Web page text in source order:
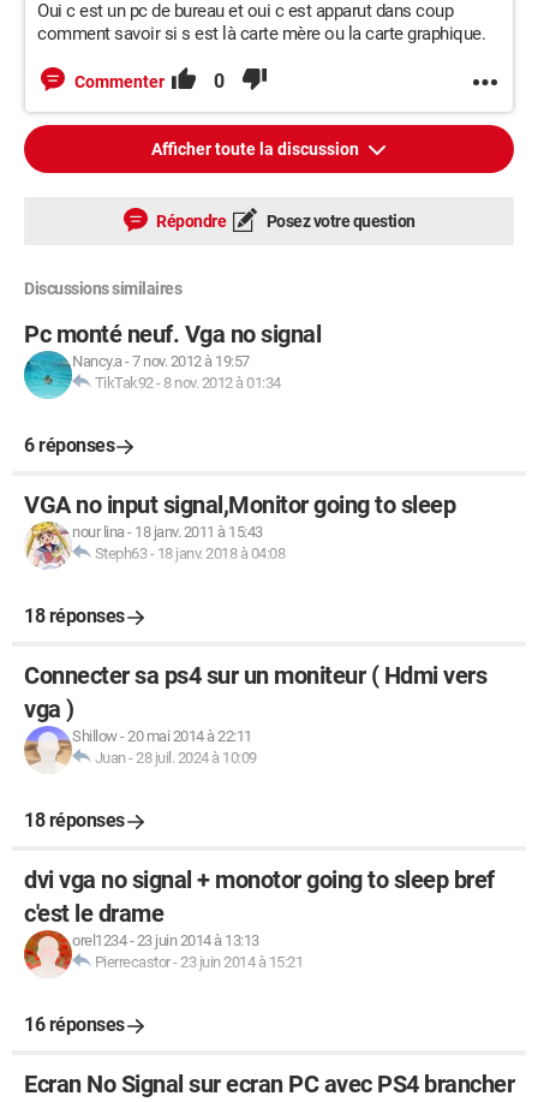
Oui c est un pc de bureau et oui c est apparut dans coup
comment savoir si s est là carte mère ou la carte graphique.
Commenter 0
Afficher toute la discussion
Répondre Posez votre question
Discussions similaires
Pc monté neuf. Vga no signal
Nancy.a-7 nov. 2012 à 19:57
TikTak92- 8 nov. 2012 à 01:34
6 réponses
VGA no input signal,Monitor going to sleep
nour lina- 18 janv. 2011 à 15:43
Steph63- 18 janv. 2018 à 04:08
18 réponses
Connecter sa ps4 sur un moniteur ( Hdmi vers
vga )
Shillow-20 mai 2014 à 22:11
Juan-28 juil. 2024 à 10:09
18 réponses
dvi vga no signal + monotor going to sleep bref
c'est le drame
orel1234-23 juin 2014 à 13:13
Pierrecastor-23 juin 2014 à 15:21
16 réponses
Ecran No Signal sur ecran PC avec PS4 brancher